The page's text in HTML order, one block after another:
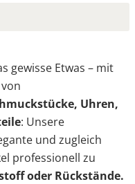
flexibel
& kreative
online
gewisse Etwas – mit
Uhren,
: Unsere
und zugleich
professionell zu
oder Rückstände.